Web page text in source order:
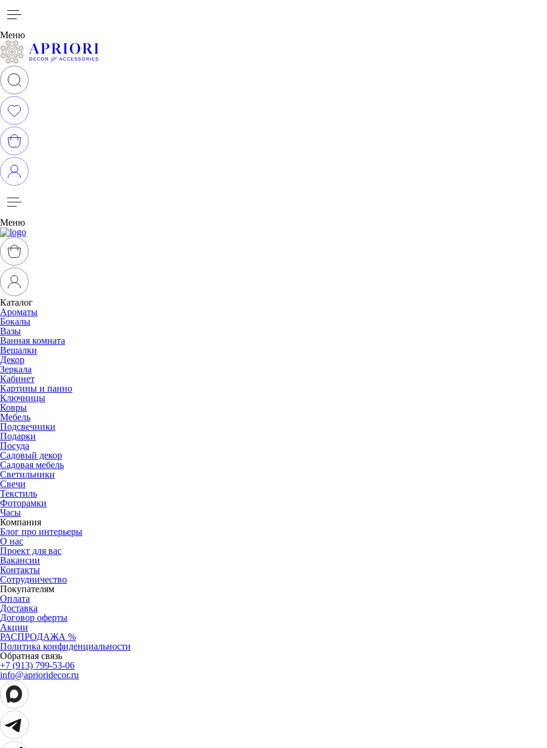
Меню
Меню
Каталог
Ароматы
Бокалы
Вазы
Ванная комната
Вешалки
Декор
Зеркала
Кабинет
Картины и панно
Ключницы
Ковры
Мебель
Подсвечники
Подарки
Посуда
Садовый декор
Садовая мебель
Светильники
Свечи
Текстиль
Фоторамки
Часы
Компания
Блог про интерьеры
О нас
Проект для вас
Вакансии
Контакты
Сотрудничество
Покупателям
Оплата
Доставка
Договор оферты
Акции
РАСПРОДАЖА %
Политика конфиденциальности
Обратная связь
+7 (913) 799-53-06
info@aprioridecor.ru